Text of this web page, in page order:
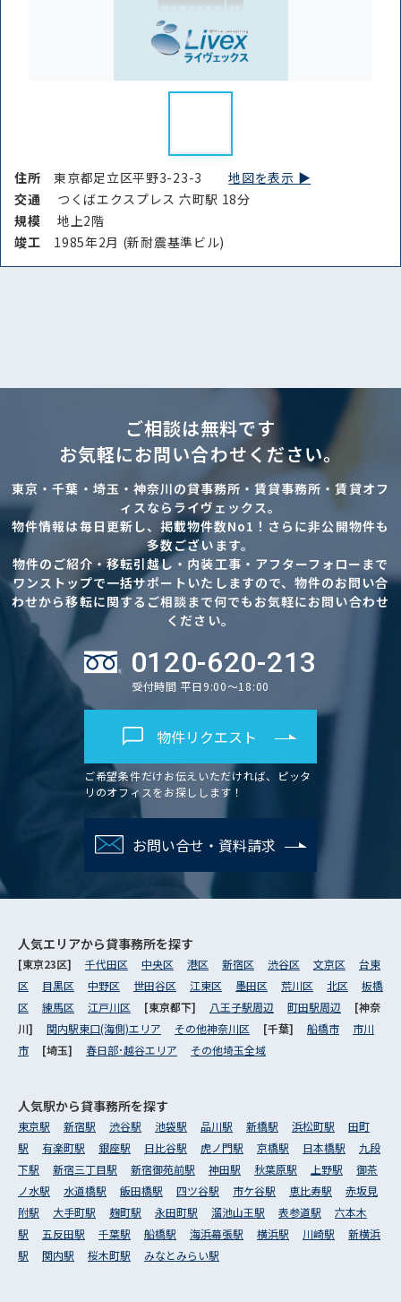
住所東京都足立区平野3-23-3地図を表示 ▶︎
交通
つくばエクスプレス 六町駅 18分
規模
地上2階
竣⼯ 1985年2月 (新耐震基準ビル)
ご相談は無料です
お気軽にお問い合わせください。
東京・千葉・埼玉・神奈川の貸事務所・賃貸事務所・賃貸オフ
ィスならライヴェックス。
物件情報は毎日更新し、掲載物件数No1！さらに非公開物件も
多数ございます。
物件のご紹介・移転引越し・内装工事・アフターフォローまで
ワンストップで一括サポートいたしますので、物件のお問い合
わせから移転に関するご相談まで何でもお気軽にお問い合わせ
ください。
0120-620-213
受付時間 平日9:00～18:00
物件リクエスト
ご希望条件だけお伝えいただければ、ピッタ
リのオフィスをお探しします！
お問い合せ・資料請求
人気エリアから貸事務所を探す
[東京23区] 千代田区 中央区 港区 新宿区 渋谷区 文京区
台東
区
目黒区 中野区 世田谷区 江東区 墨田区 荒川区 北区
板橋
区
練馬区 江戸川区 [東京都下] 八王子駅周辺 町田駅周辺
[神奈
川] 関内駅東口(海側)エリア その他神奈川区 [千葉] 船橋市
市川
市
[埼玉] 春日部･越谷エリア その他埼玉全域
人気駅から貸事務所を探す
東京駅 新宿駅 渋谷駅 池袋駅 品川駅 新橋駅 浜松町駅
田町
駅
有楽町駅 銀座駅 日比谷駅 虎ノ門駅 京橋駅 日本橋駅
九段
下駅
新宿三丁目駅 新宿御苑前駅 神田駅 秋葉原駅 上野駅
御茶
ノ水駅
水道橋駅 飯田橋駅 四ツ谷駅 市ケ谷駅 恵比寿駅
赤坂見
附駅
大手町駅 麹町駅 永田町駅 溜池山王駅 表参道駅
六本木
駅
五反田駅 千葉駅 船橋駅 海浜幕張駅 横浜駅 川崎駅
新横浜
駅
関内駅 桜木町駅 みなとみらい駅